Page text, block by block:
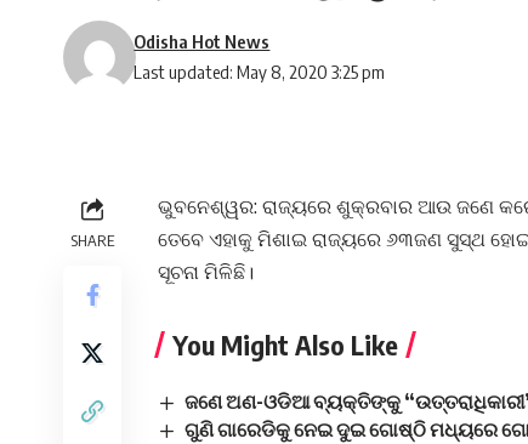
Last updated: May 8, 2020 3:25 pm
Odisha Hot News
SHARE
ଭୁବନେଶ୍ୱର: ରାଜ୍ୟରେ ଶୁକ୍ରବାର ଆଉ ଜଣେ
ତେବେ ଏହାକୁ ମିଶାଇ ରାଜ୍ୟରେ ୬୩ଜଣ ସୁସ୍ଥ
ସୂଚନା ମିଳିଛି।
You Might Also Like
ଜଣେ ଅଣ-ଓଡିଆ ବ୍ୟକ୍ତିଙ୍କୁ “ଉତ୍ତରାଧିକାରୀ”
ଗୁଣି ଗାରେଡିକୁ ନେଇ ଦୁଇ ଗୋଷ୍ଠି ମଧ୍ୟରେ